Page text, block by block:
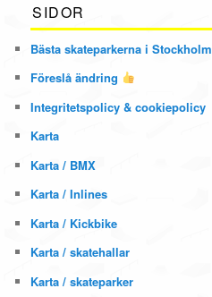
SIDOR
Bästa skateparkerna i Stockholm
Föreslå ändring
Integritetspolicy & cookiepolicy
Karta
Karta / BMX
Karta / Inlines
Karta / Kickbike
Karta / skatehallar
Karta / skateparker